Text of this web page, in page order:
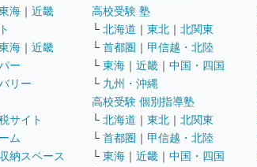
海 ｜ 近畿
海 ｜ 近畿
ー
リー
サイト
ム
納スペース
高校受験 塾
└ 北海道 ｜ 東北 ｜ 北関東
└ 首都圏 ｜ 甲信越・北陸
└ 東海 ｜ 近畿 ｜ 中国・四国
└ 九州・沖縄
高校受験 個別指導塾
└ 北海道 ｜ 東北 ｜ 北関東
└ 首都圏 ｜ 甲信越・北陸
└ 東海 ｜ 近畿 ｜ 中国・四国